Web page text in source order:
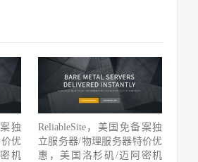
独
优
机
ReliableSite，美国免备案独
立服务器/物理服务器特价优
惠，美国洛杉矶/迈阿密机